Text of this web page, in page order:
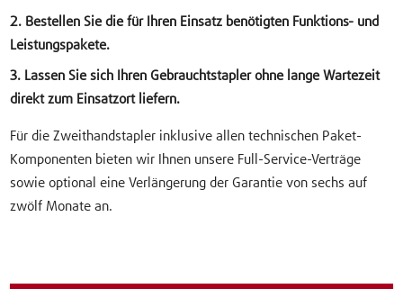
2. Bestellen Sie die für Ihren Einsatz benötigten Funktions- und
Leistungspakete.
3. Lassen Sie sich Ihren Gebrauchtstapler ohne lange Wartezeit
direkt zum Einsatzort liefern.
Für die Zweithandstapler inklusive allen technischen Paket-
Komponenten bieten wir Ihnen unsere Full-Service-Verträge
sowie optional eine Verlängerung der Garantie von sechs auf
zwölf Monate an.